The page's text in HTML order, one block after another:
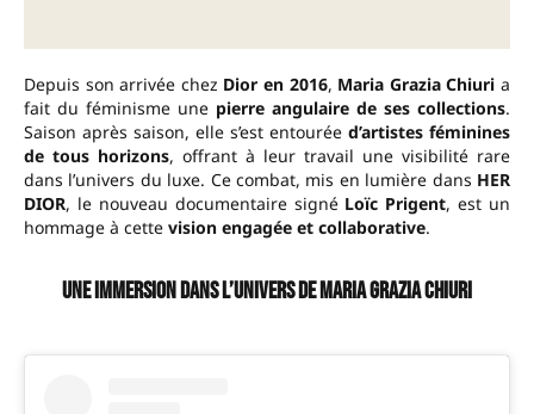
Depuis son arrivée chez Dior en 2016, Maria Grazia Chiuri a
fait du féminisme une pierre angulaire de ses collections.
Saison après saison, elle s’est entourée d’artistes féminines
de tous horizons, offrant à leur travail une visibilité rare
dans l’univers du luxe. Ce combat, mis en lumière dans HER
DIOR, le nouveau documentaire signé Loïc Prigent, est un
hommage à cette vision engagée et collaborative.
Une immersion dans l’univers de Maria Grazia Chiuri